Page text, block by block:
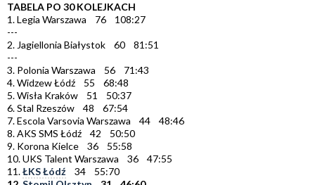
TABELA PO 30 KOLEJKACH
1. Legia Warszawa 76 108:27
---
2. Jagiellonia Białystok 60 81:51
---
3. Polonia Warszawa 56 71:43
4. Widzew Łódź 55 68:48
5. Wisła Kraków 51 50:37
6. Stal Rzeszów 48 67:54
7. Escola Varsovia Warszawa 44 48:46
8. AKS SMS Łódź 42 50:50
9. Korona Kielce 36 55:58
10. UKS Talent Warszawa 36 47:55
11.ŁKS Łódź 34 55:70